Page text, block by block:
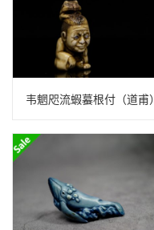
韦魍咫流蝦蟇根付（道甫）